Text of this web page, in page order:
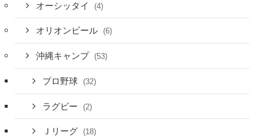
オーシッタイ (4)
オリオンビール (6)
沖縄キャンプ (53)
プロ野球 (32)
ラグビー (2)
Ｊリーグ (18)